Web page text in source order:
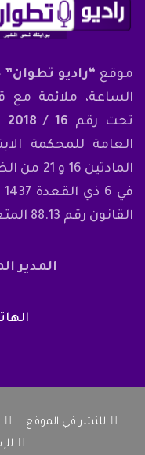
موقع “راديو تطوان”
الساعة، ملائمة
تحت رقم 16 / 2018
العامة للمحكمة
القانون رقم 88.13 المتعلق بالصحافة والنشر.
المدير
الهاتف :
للنشر في الموقع